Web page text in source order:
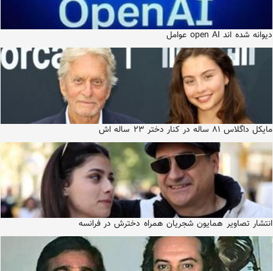
دیوانه شده اند open AI عوامل
مایکل داگلاس ۸۱ ساله در کنار دختر ۲۳ ساله اش
انتشار تصاویر همایون شجریان همراه دخترش در فرانسه